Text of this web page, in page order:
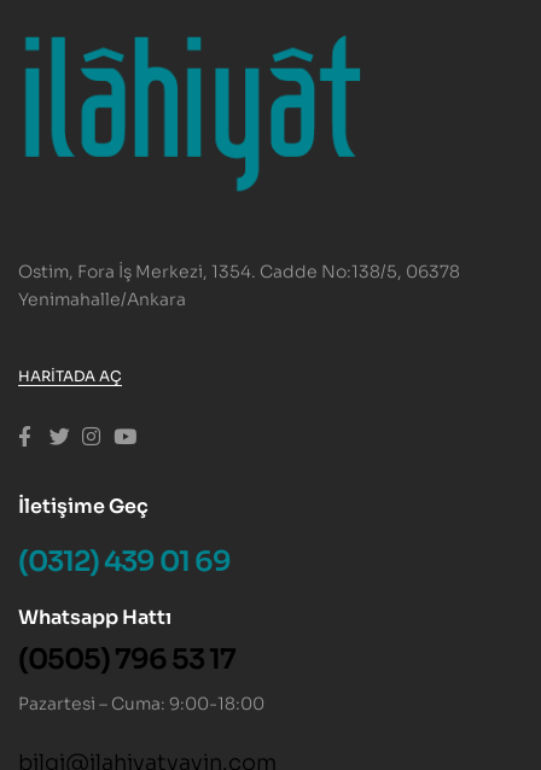
Ostim, Fora İş Merkezi, 1354. Cadde No:138/5, 06378
Yenimahalle/Ankara
HARITADA AÇ
İletişime Geç
(0312) 439 01 69
Whatsapp Hattı
(0505) 796 53 17
Pazartesi – Cuma: 9:00-18:00
bilgi@ilahiyatyayin.com